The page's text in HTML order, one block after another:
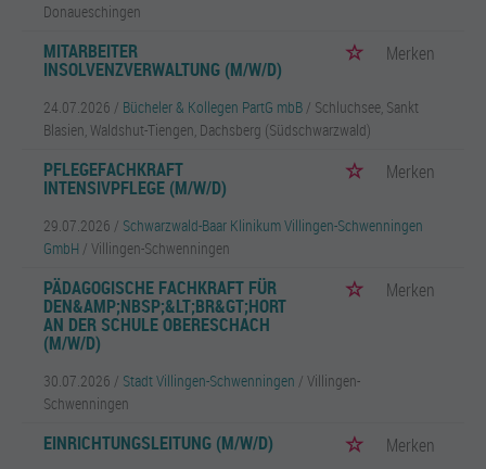
Donaueschingen
MITARBEITER
INSOLVENZVERWALTUNG (M/W/D)
Merken
24.07.2026 / Bücheler & Kollegen PartG mbB / Schluchsee, Sankt
Blasien, Waldshut-Tiengen, Dachsberg (Südschwarzwald)
PFLEGEFACHKRAFT
INTENSIVPFLEGE (M/W/D)
Merken
29.07.2026 / Schwarzwald-Baar Klinikum Villingen-Schwenningen
GmbH / Villingen-Schwenningen
PÄDAGOGISCHE FACHKRAFT FÜR
DEN&AMP;NBSP;&LT;BR&GT;HORT
AN DER SCHULE OBERESCHACH
(M/W/D)
Merken
30.07.2026 / Stadt Villingen-Schwenningen / Villingen-
Schwenningen
EINRICHTUNGSLEITUNG (M/W/D) Merken